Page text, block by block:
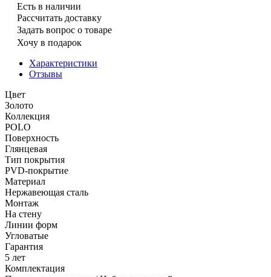
Есть в наличии
Рассчитать доставку
Задать вопрос о товаре
Хочу в подарок
Характеристики
Отзывы
Цвет
Золото
Коллекция
POLO
Поверхность
Глянцевая
Тип покрытия
PVD-покрытие
Материал
Нержавеющая сталь
Монтаж
На стену
Линии форм
Угловатые
Гарантия
5 лет
Комплектация